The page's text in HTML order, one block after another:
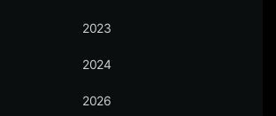
2023
2024
2026